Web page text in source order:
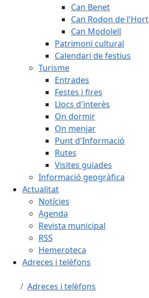
Can Benet
Can Rodon de l'Hort
Can Modolell
Patrimoni cultural
Calendari de festius
Turisme
Entrades
Festes i fires
Llocs d'interès
On dormir
On menjar
Punt d'Informació
Rutes
Visites guiades
Informació geogràfica
Actualitat
Notícies
Agenda
Revista municipal
RSS
Hemeroteca
Adreces i telèfons
Adreces i telèfons